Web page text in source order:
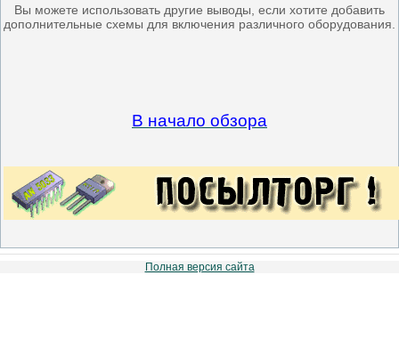
Вы можете использовать другие выводы, если хотите добавить
дополнительные схемы для включения различного оборудования.
В начало обзора
Полная версия сайта